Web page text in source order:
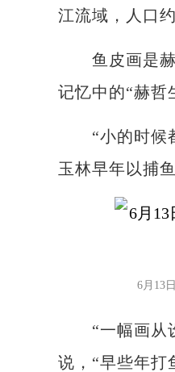
江流域，人口约
鱼皮画是赫
记忆中的“赫哲
“小的时候都
玉林早年以捕
6月13
“一幅画从设
说，“早些年打